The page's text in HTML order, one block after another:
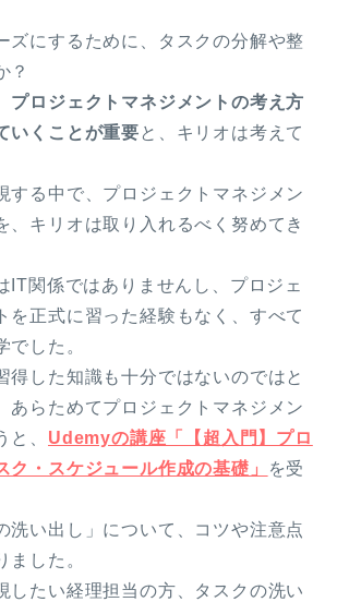
ズにするために、タスクの分解や整
？
プロジェクトマネジメントの考え方
いくことが重要 と、キリオは考えて
する中で、プロジェクトマネジメン
、キリオは取り入れるべく努めてき
IT関係ではありませんし、プロジェ
を正式に習った経験もなく、すべて
でした。
得した知識も十分ではないのではと
あらためてプロジェクトマネジメン
と、 Udemyの講座「【超入門】プロ
ク・スケジュール作成の基礎」
を受
洗い出し」について、コツや注意点
ました。
したい経理担当の方、タスクの洗い